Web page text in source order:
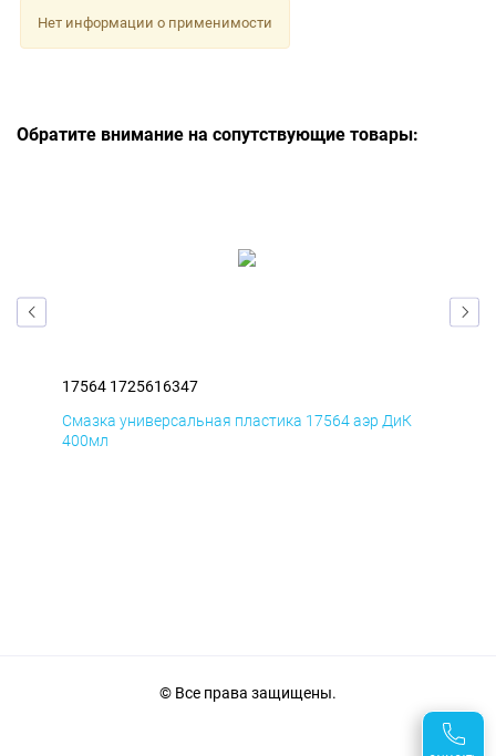
Нет информации о применимости
Обратите внимание на сопутствующие товары:
17564 1725616347
Смазка универсальная пластика 17564 аэр ДиК
400мл
© Все права защищены.